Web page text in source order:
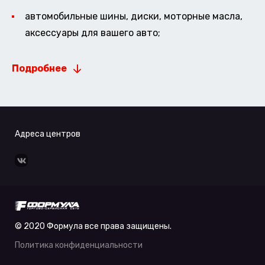
автомобильные шины, диски, моторные масла,
аксессуары для вашего авто;
Подробнее
Адреса центров
© 2020 Формула все права защищены.
Политика конфиденциальности